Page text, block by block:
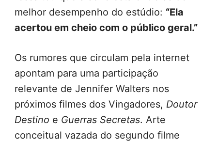
melhor desempenho do estúdio: “Ela
acertou em cheio com o público geral.”
Os rumores que circulam pela internet
apontam para uma participação
relevante de Jennifer Walters nos
próximos filmes dos Vingadores, Doutor
Destino e Guerras Secretas. Arte
conceitual vazada do segundo filme